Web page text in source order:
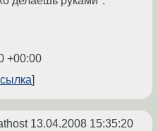
+00:00
13.04.2008 15:35:20